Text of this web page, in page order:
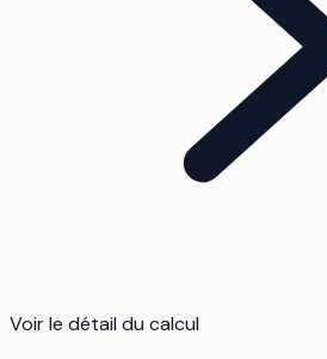
Voir le détail du calcul